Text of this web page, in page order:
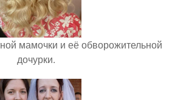
мамочки и её обворожительной
дочурки.